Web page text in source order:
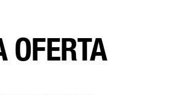
OFERTA